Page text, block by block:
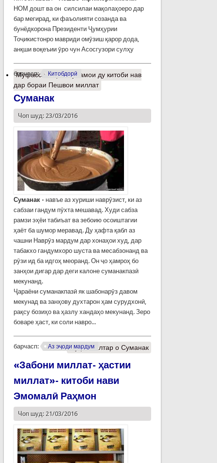
НОМ дошт ва он силсилаи мақолаҳоеро дар
бар мегирад, ки фаъолияти созанда ва
бунёдкорона Президенти Ҷумҳурии
Тоҷикистонро мавриди омӯзиш қарор дода,
анқши воқеъии ӯро чун Асосгузори сулҳу
барчасп: Китобдорӣ
Муфассалтаро Рӯнамои ду китоби нав
дар бораи Пешвои миллат
Суманак
Чоп шуд: 23/03/2016
Суманак - навъе аз хуриши наврӯзист, ки аз
сабзаи гандум пӯхта мешавад. Худи сабза
рамзи эҳёи табиъат ва зебоию осоиштагии
ҳаёт ба шумор меравад. Ду ҳафта қабл аз
чашни Наврӯз мардум дар хонаҳои худ, дар
табакхо гандумхоро шуста ва месабзонанд ва
рӯзи ид ба идгоҳ меоранд. Он ҷо ҳамроҳ бо
занҳои дигар дар деги калоне суманакпазӣ
мекунанд.
Ҷараёни суманакпазӣ як шабонарӯз давом
мекунад ва занҳову духтарон ҳам сурудхонӣ,
рақсу бозиҳо ва ҳазлу хандаҳо мекунанд. Зеро
боваре ҳаст, ки соли навро...
барчасп: Аз эҷоди мардум
Муфассалтар о Суманак
«Забони миллат- ҳастии
миллат»- китоби нави
Эмомалӣ Раҳмон
Чоп шуд: 21/03/2016